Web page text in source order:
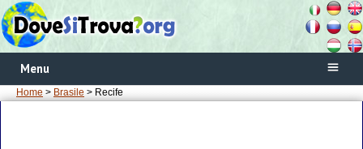
Menu
Home > Brasile > Recife